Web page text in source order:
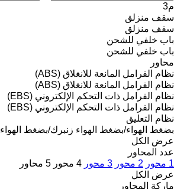
م3
سقف منزلق
سقف منزلق
باب خلفي للشحن
باب خلفي للشحن
محاور
نظام الفرامل المانعة للانغلاق (ABS)
نظام الفرامل المانعة للانغلاق (ABS)
نظام الفرامل ذات التحكم الإلكتروني (EBS)
نظام الفرامل ذات التحكم الإلكتروني (EBS)
نظام التعليق
بضغط الهواء/بضغط الهواء زنبرك/بضغط الهواء
عرض الكل
عدد المحاور
1 محور
2 محور 3 محور 4 محور
5 محاور
عرض الكل
ماركة المحاور